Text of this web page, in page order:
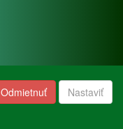
Odmietnuť Nastaviť